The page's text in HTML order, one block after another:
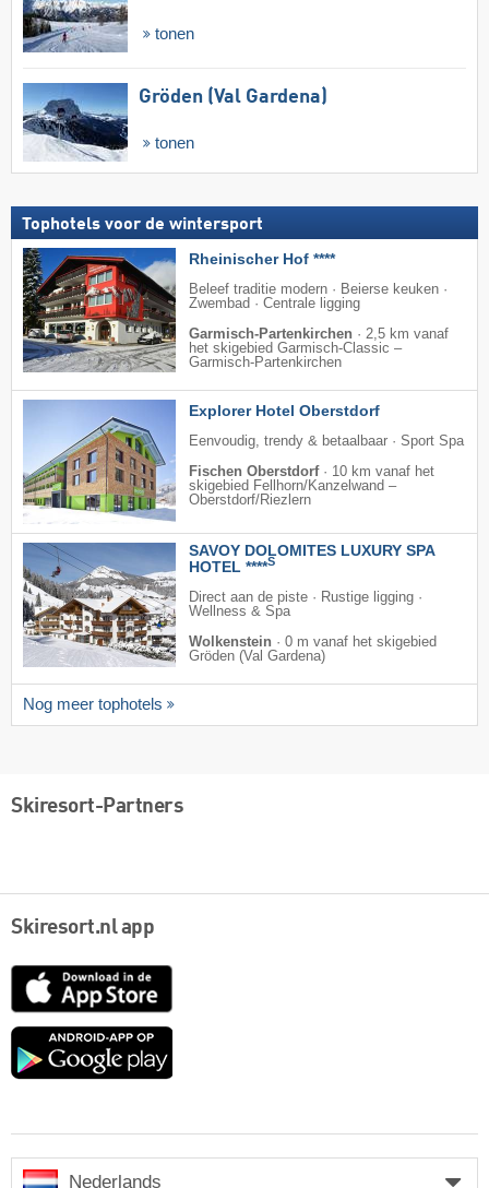
tonen
Gröden (Val Gardena)
tonen
Tophotels voor de wintersport
Rheinischer Hof ****
Beleef traditie modern · Beierse keuken ·
Zwembad · Centrale ligging
Garmisch-Partenkirchen · 2,5 km vanaf
het skigebied Garmisch-Classic –
Garmisch-Partenkirchen
Explorer Hotel Oberstdorf
Eenvoudig, trendy & betaalbaar · Sport Spa
Fischen Oberstdorf· 10 km vanaf het
skigebied Fellhorn/​Kanzelwand –
Oberstdorf/​Riezlern
SAVOY DOLOMITES LUXURY SPA
HOTEL ****S
Direct aan de piste · Rustige ligging ·
Wellness & Spa
Wolkenstein · 0 m vanaf het skigebied
Gröden (Val Gardena)
Nog meer tophotels
Skiresort-Partners
Skiresort.nl app
App
Google
Nederlands